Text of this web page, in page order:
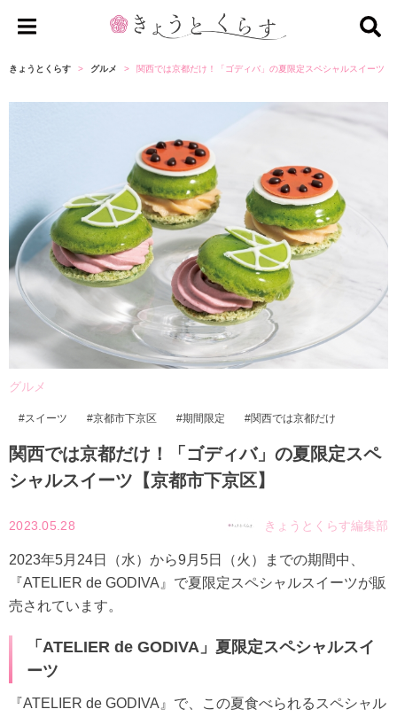
ょ
きょうとくらす グルメ 関西では京都だけ！「ゴディバ」の夏限定スペシャルスイーツ【
グルメ
スイーツ 京都市下京区 期間限定 関西では京都だけ
関西では京都だけ！「ゴディバ」の夏限定スペ
シャルスイーツ【京都市下京区】
2023.05.28 きょうとくらす編集部
2023年5月24日（水）から9月5日（火）までの期間中、
『ATELIER de GODIVA』で夏限定スペシャルスイーツが販
売されています。
「ATELIER de GODIVA」夏限定スペシャルスイ
ーツ
『ATELIER de GODIVA』で、この夏食べられるスペシャル